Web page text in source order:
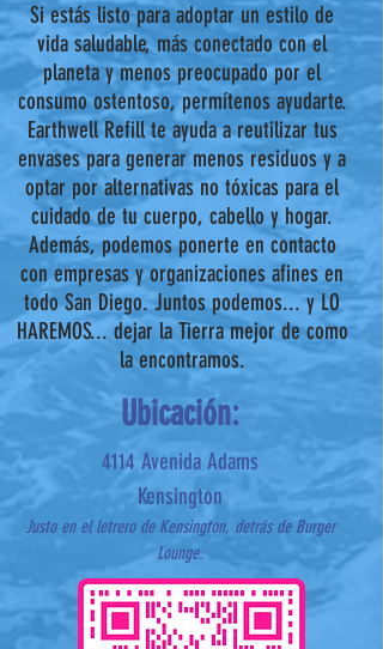
Si estás listo para adoptar un estilo de
vida saludable, más conectado con el
planeta y menos preocupado por el
consumo ostentoso, permítenos ayudarte.
Earthwell Refill te ayuda a reutilizar tus
envases para generar menos residuos y a
optar por alternativas no tóxicas para el
cuidado de tu cuerpo, cabello y hogar.
Además, podemos ponerte en contacto
con empresas y organizaciones afines en
todo San Diego. Juntos podemos... y LO
HAREMOS... dejar la Tierra mejor de como
la encontramos.
Ubicación:
4114 Avenida Adams
Kensington
Justo en el letrero de Kensington, detrás de Burger
Lounge.